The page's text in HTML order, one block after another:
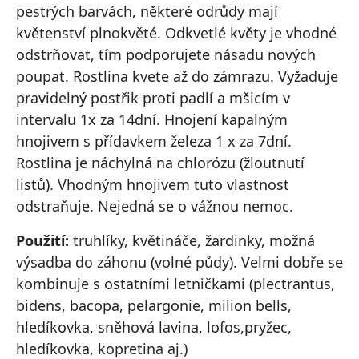
pestrých barvách, některé odrůdy mají
květenství plnokvěté. Odkvetlé květy je vhodné
odstrňovat, tím podporujete násadu nových
poupat. Rostlina kvete až do zámrazu. Vyžaduje
pravidelný postřik proti padlí a mšicím v
intervalu 1x za 14dní. Hnojení kapalným
hnojivem s přídavkem železa 1 x za 7dní.
Rostlina je náchylná na chlorózu (žloutnutí
listů). Vhodným hnojivem tuto vlastnost
odstraňuje. Nejedná se o vážnou nemoc.
Použití: truhlíky, květináče, žardinky, možná
výsadba do záhonu (volné půdy). Velmi dobře se
kombinuje s ostatními letničkami (plectrantus,
bidens, bacopa, pelargonie, milion bells,
hledíkovka, sněhová lavina, lofos,pryžec,
hledíkovka, kopretina aj.)